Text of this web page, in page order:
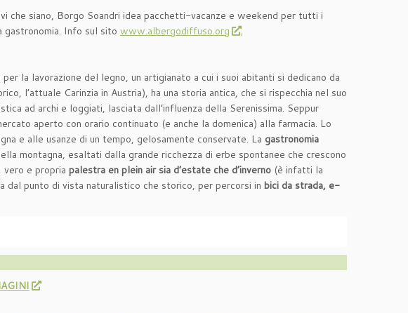
che siano, Borgo Soandri idea pacchetti-vacanze e weekend per tutti i
gastronomia. Info sul sito www.albergodiffuso.org
.
la lavorazione del legno, un artigianato a cui i suoi abitanti si dedicano da
l’attuale Carinzia in Austria), ha una storia antica, che si rispecchia nel suo
ad archi e loggiati, lasciata dall’influenza della Serenissima. Seppur
aperto con orario continuato (e anche la domenica) alla farmacia. Lo
e alle usanze di un tempo, gelosamente conservate. La gastronomia
montagna, esaltati dalla grande ricchezza di erbe spontanee che crescono
vero e propria palestra en plein air sia d’estate che d’inverno (è infatti la
dal punto di vista naturalistico che storico, per percorsi in bici da strada, e-